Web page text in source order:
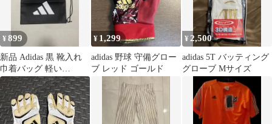
¥899
新品 Adidas 黒 靴入れ
巾着バッグ 軽い
48x53cm
¥ 1,299
adidas 野球 守備グロー
ブ レッド ゴールド
¥ 2,500
adidas 5T バッティング
グローブ Mサイズ